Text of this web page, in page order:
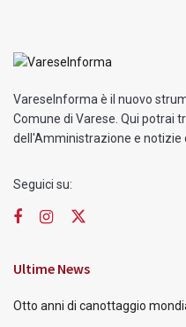
VareseInforma è il nuovo
Comune di Varese. Qui potrai
dell'Amministrazione e notizie
Seguici su:
Ultime News
Otto anni di canottaggio